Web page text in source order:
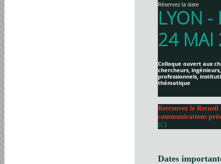
Réservez la date
LYON
24 MAI
Colloque ouvert aux
chercheurs,
professionnels,
thématique
Retrouvez le Recueil
communications
ICI
Dates